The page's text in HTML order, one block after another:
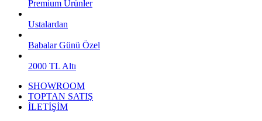
Premium Ürünler
Ustalardan
Babalar Günü Özel
2000 TL Altı
SHOWROOM
TOPTAN SATIŞ
İLETİŞİM